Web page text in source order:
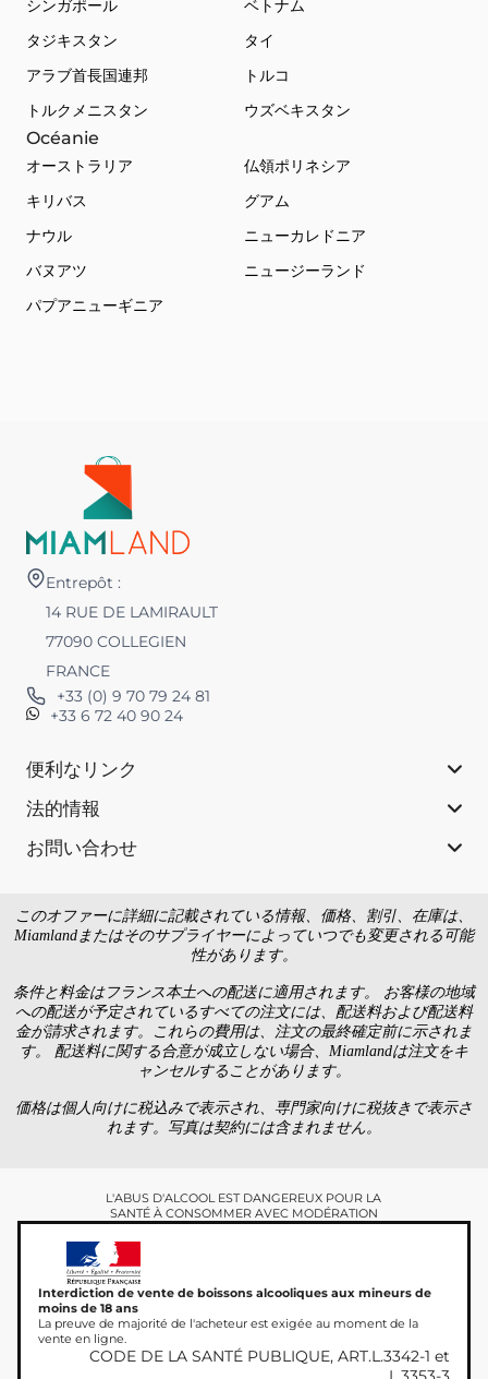
シンガポール
ベトナム
タジキスタン
タイ
アラブ首長国連邦
トルコ
トルクメニスタン
ウズベキスタン
Océanie
オーストラリア
仏領ポリネシア
キリバス
グアム
ナウル
ニューカレドニア
バヌアツ
ニュージーランド
パプアニューギニア
Entrepôt :
14 RUE DE LAMIRAULT
77090 COLLEGIEN
FRANCE
+33 (0) 9 70 79 24 81
+33 6 72 40 90 24
便利なリンク
法的情報
お問い合わせ
このオファーに詳細に記載されている情報、価格、割引、在庫は、
Miamlandまたはそのサプライヤーによっていつでも変更される可能
性があります。
条件と料金はフランス本土への配送に適用されます。 お客様の地域
への配送が予定されているすべての注文には、配送料および配送料
金が請求されます。これらの費用は、注文の最終確定前に示されま
す。 配送料に関する合意が成立しない場合、Miamlandは注文をキ
ャンセルすることがあります。
価格は個人向けに税込みで表示され、専門家向けに税抜きで表示さ
れます。写真は契約には含まれません。
L'ABUS D'ALCOOL EST DANGEREUX POUR LA
SANTÉ À CONSOMMER AVEC MODÉRATION
Interdiction de vente de boissons alcooliques aux mineurs de
moins de 18 ans
La preuve de majorité de l'acheteur est exigée au moment de la
vente en ligne.
CODE DE LA SANTÉ PUBLIQUE, ART.L.3342-1 et